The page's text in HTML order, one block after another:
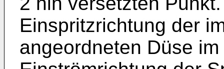
Einspritzrichtung der
angeordneten Düse